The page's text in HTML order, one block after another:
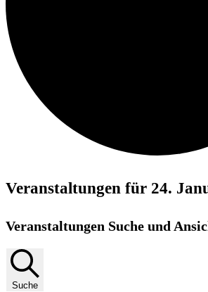
Veranstaltungen für 24.
Veranstaltungen Suche und
Suche